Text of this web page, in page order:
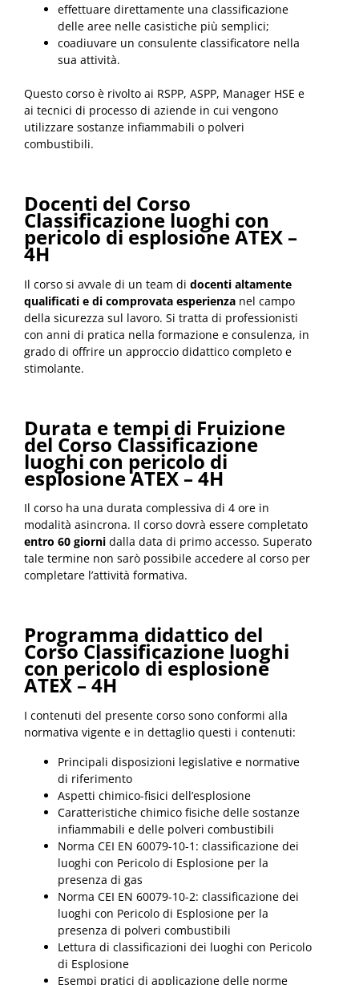
effettuare direttamente una classificazione
delle aree nelle casistiche più semplici;
coadiuvare un consulente classificatore nella
sua attività.
Questo corso è rivolto ai RSPP, ASPP, Manager HSE e
ai tecnici di processo di aziende in cui vengono
utilizzare sostanze infiammabili o polveri
combustibili.
Docenti del Corso
Classificazione luoghi con
pericolo di esplosione ATEX –
4H
Il corso si avvale di un team di docenti altamente
qualificati e di comprovata esperienza nel campo
della sicurezza sul lavoro. Si tratta di professionisti
con anni di pratica nella formazione e consulenza, in
grado di offrire un approccio didattico completo e
stimolante.
Durata e tempi di Fruizione
del Corso Classificazione
luoghi con pericolo di
esplosione ATEX – 4H
Il corso ha una durata complessiva di 4 ore in
modalità asincrona. Il corso dovrà essere completato
entro 60 giorni dalla data di primo accesso. Superato
tale termine non sarò possibile accedere al corso per
completare l’attività formativa.
Programma didattico del
Corso Classificazione luoghi
con pericolo di esplosione
ATEX – 4H
I contenuti del presente corso sono conformi alla
normativa vigente e in dettaglio questi i contenuti:
Principali disposizioni legislative e normative
di riferimento
Aspetti chimico-fisici dell’esplosione
Caratteristiche chimico fisiche delle sostanze
infiammabili e delle polveri combustibili
Norma CEI EN 60079-10-1: classificazione dei
luoghi con Pericolo di Esplosione per la
presenza di gas
Norma CEI EN 60079-10-2: classificazione dei
luoghi con Pericolo di Esplosione per la
presenza di polveri combustibili
Lettura di classificazioni dei luoghi con Pericolo
di Esplosione
Esempi pratici di applicazione delle norme